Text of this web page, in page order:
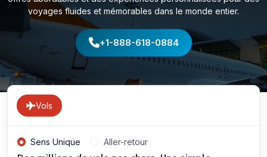
voyages fluides et mémorables dans le monde entier.
+1-888-618-0884
Vols
Sens Unique Aller-retour